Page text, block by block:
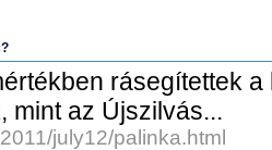
rásegítettek
mint az Újszilvás...
july12/palinka.html